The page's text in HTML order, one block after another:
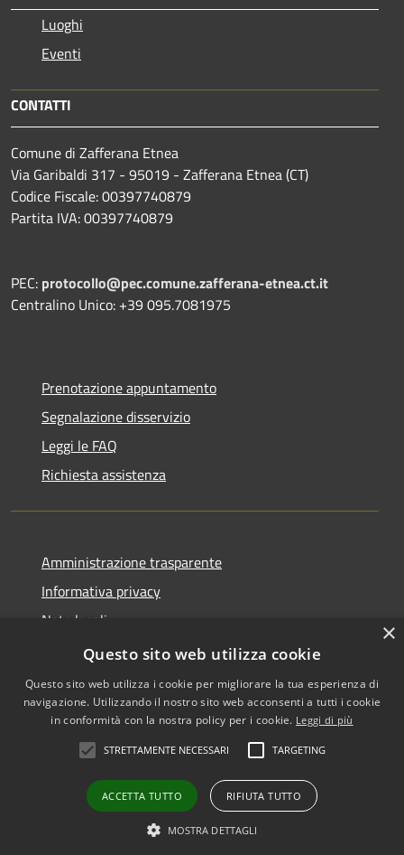
Luoghi
Eventi
CONTATTI
Comune di Zafferana Etnea
Via Garibaldi 317 - 95019 - Zafferana Etnea (CT)
Codice Fiscale: 00397740879
Partita IVA: 00397740879
PEC: protocollo@pec.comune.zafferana-etnea.ct.it
Centralino Unico: +39 095.7081975
Prenotazione appuntamento
Segnalazione disservizio
Leggi le FAQ
Richiesta assistenza
Amministrazione trasparente
Informativa privacy
Note legali
Dichiarazione di accessibilità
Accessibilità
Copyright © 2026 • Comune di
Zafferana Etnea • Powered by
Municipium•
redazione
×
Questo sito web utilizza cookie
Questo sito web utilizza i cookie per migliorare la tua esperienza di
navigazione. Utilizzando il nostro sito web acconsenti a tutti i cookie
in conformità con la nostra policy per i cookie. Leggi di più
STRETTAMENTE NECESSARI TARGETING
ACCETTA TUTTO RIFIUTA TUTTO
MOSTRA DETTAGLI